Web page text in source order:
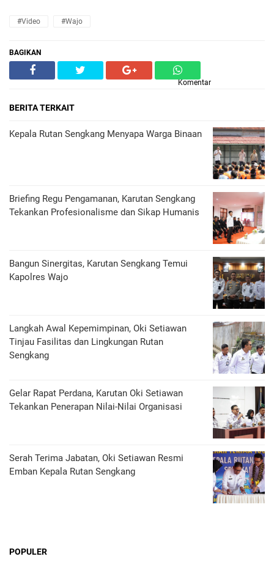
#Video #Wajo
BAGIKAN
Komentar
BERITA TERKAIT
Kepala Rutan Sengkang Menyapa Warga Binaan
Briefing Regu Pengamanan, Karutan Sengkang
Tekankan Profesionalisme dan Sikap Humanis
Bangun Sinergitas, Karutan Sengkang Temui
Kapolres Wajo
Langkah Awal Kepemimpinan, Oki Setiawan
Tinjau Fasilitas dan Lingkungan Rutan
Sengkang
Gelar Rapat Perdana, Karutan Oki Setiawan
Tekankan Penerapan Nilai-Nilai Organisasi
Serah Terima Jabatan, Oki Setiawan Resmi
Emban Kepala Rutan Sengkang
POPULER